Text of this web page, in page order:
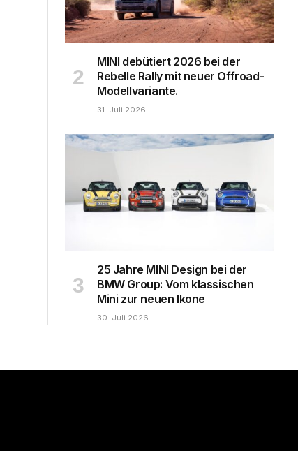
MINI debütiert 2026 bei der
Rebelle Rally mit neuer Offroad-
Modellvariante.
31. Juli 2026
25 Jahre MINI Design bei der
BMW Group: Vom klassischen
Mini zur neuen Ikone
30. Juli 2026